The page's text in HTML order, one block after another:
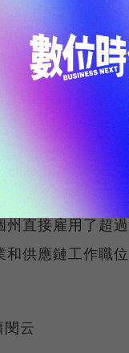
州直接雇用了超
供應鏈工作職
云